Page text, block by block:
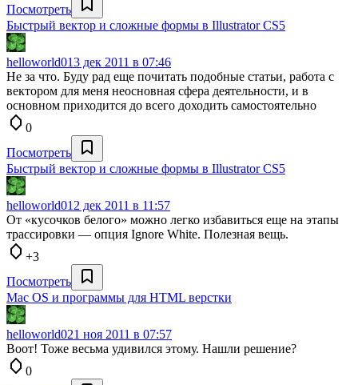
Посмотреть
Быстрый вектор и сложные формы в Illustrator CS5
helloworld013 дек 2011 в 07:46
Не за что. Буду рад еще почитать подобные статьи, работа с
вектором для меня неосновная сфера деятельности, и в
основном приходится до всего доходить самостоятельно
0
Посмотреть
Быстрый вектор и сложные формы в Illustrator CS5
helloworld012 дек 2011 в 11:57
От «кусочков белого» можно легко избавиться еще на этапы
трассировки — опция Ignore White. Полезная вещь.
+3
Посмотреть
Mac OS и программы для HTML верстки
helloworld021 ноя 2011 в 07:57
Воот! Тоже весьма удивился этому. Нашли решение?
0